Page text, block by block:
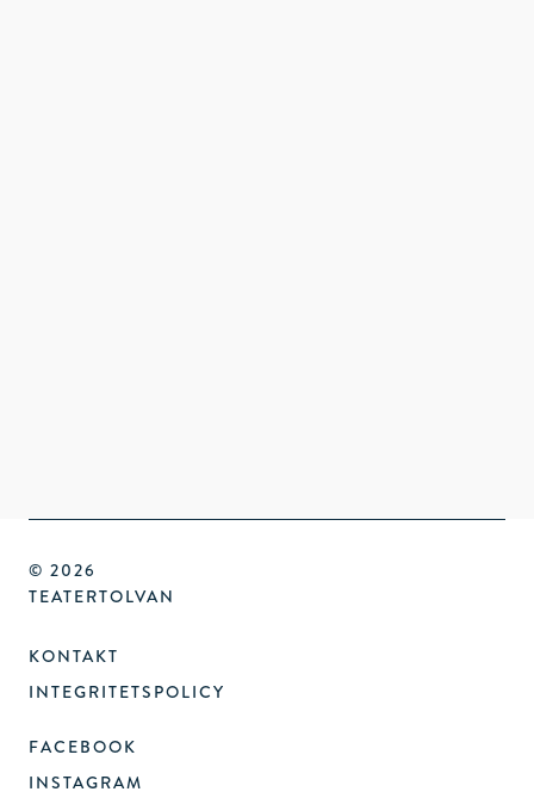
© 2026
TEATERTOLVAN
KONTAKT
INTEGRITETSPOLICY
FACEBOOK
INSTAGRAM